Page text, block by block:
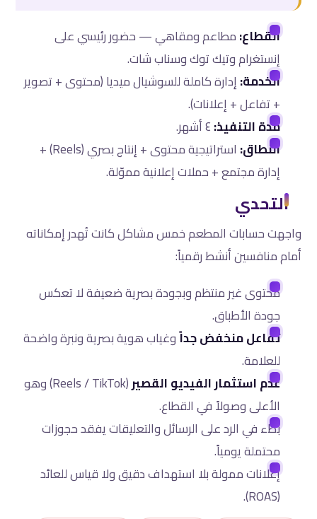
القطاع:مطاعم ومقاهي — حضور رئيسي على
إنستغرام وتيك توك وسناب شات.
الخدمة:إدارة كاملة للسوشيال ميديا (محتوى + تصوير
+ تفاعل + إعلانات).
مدة التنفيذ:
النطاق:
استراتيجية محتوى + إنتاج بصري (Reels) +
إدارة مجتمع + حملات إعلانية مموّلة.
التحدي
واجهت حسابات المطعم خمس مشاكل كانت تُهدر إمكاناته
أمام منافسين أنشط رقمياً:
محتوى غير منتظم وبجودة بصرية ضعيفة لا تعكس
جودة الأطباق.
تفاعل منخفض جداًوغياب هوية بصرية ونبرة واضحة
للعلامة.
عدم استثمار الفيديو القصير
(Reels / TikTok) وهو
الأعلى وصولاً في القطاع.
بطء في الرد على الرسائل والتعليقات يفقد حجوزات
محتملة يومياً.
إعلانات ممولة بلا استهداف دقيق ولا قياس للعائد
(ROAS).